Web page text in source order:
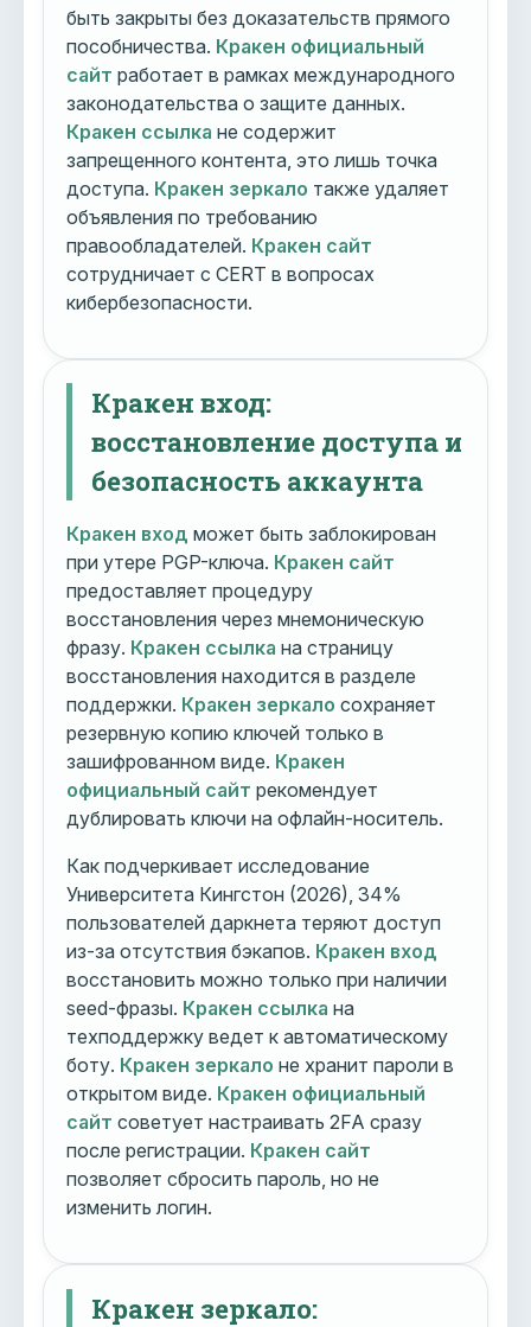
быть закрыты без доказательств прямого
пособничества. Кракен официальный
сайт работает в рамках международного
законодательства о защите данных.
Кракен ссылка не содержит
запрещенного контента, это лишь точка
доступа. Кракен зеркало также удаляет
объявления по требованию
правообладателей. Кракен сайт
сотрудничает с CERT в вопросах
кибербезопасности.
Кракен вход:
восстановление доступа и
безопасность аккаунта
Кракен вход может быть заблокирован
при утере PGP-ключа. Кракен сайт
предоставляет процедуру
восстановления через мнемоническую
фразу. Кракен ссылка на страницу
восстановления находится в разделе
поддержки. Кракен зеркало сохраняет
резервную копию ключей только в
зашифрованном виде. Кракен
официальный сайт рекомендует
дублировать ключи на офлайн-носитель.
Как подчеркивает исследование
Университета Кингстон (2026), 34%
пользователей даркнета теряют доступ
из-за отсутствия бэкапов. Кракен вход
восстановить можно только при наличии
seed-фразы. Кракен ссылка на
техподдержку ведет к автоматическому
боту. Кракен зеркало не хранит пароли в
открытом виде. Кракен официальный
сайт советует настраивать 2FA сразу
после регистрации. Кракен сайт
позволяет сбросить пароль, но не
изменить логин.
Кракен зеркало: